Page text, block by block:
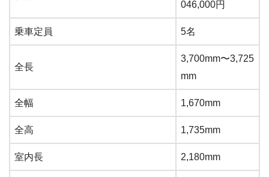
046,000円
乗車定員 5名
全長
3,700mm〜3,725
mm
全幅 1,670mm
全高 1,735mm
室内長 2,180mm